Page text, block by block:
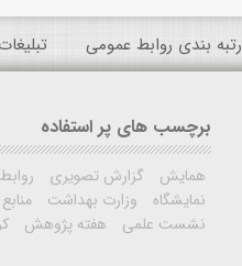
رتبه بندی روابط عمومی
برچسب های پر استفاده
همایش گزارش تصویری
نمایشگاه
وزارت بهداشت
نشست علمی
هفته پژوهش